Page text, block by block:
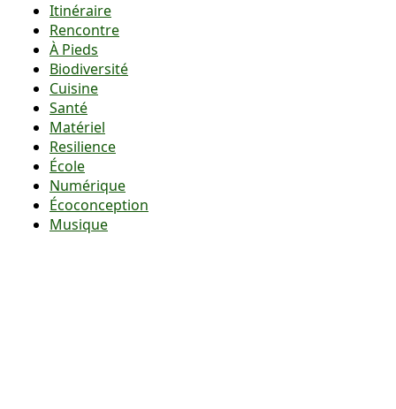
Itinéraire
Rencontre
À Pieds
Biodiversité
Cuisine
Santé
Matériel
Resilience
École
Numérique
Écoconception
Musique